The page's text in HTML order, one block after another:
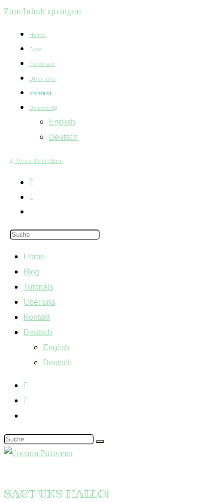
Zum Inhalt springen
Home
Blog
Tutorials
Über uns
Kontakt
Deutsch
English
Deutsch
Menü Schließen
Home
Blog
Tutorials
Über uns
Kontakt
Deutsch
English
Deutsch
SAGT UNS HALLO!